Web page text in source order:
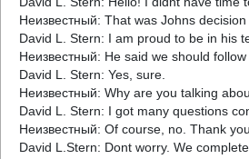
Неизвестный: That was Johns
David L. Stern: I am proud to be in his
Неизвестный: He said we should
David L. Stern: Yes, sure.
Неизвестный: Why are you talking
David L. Stern: I got many questions
Неизвестный: Of course, no. Thank
David L.Stern: Dont worry. We